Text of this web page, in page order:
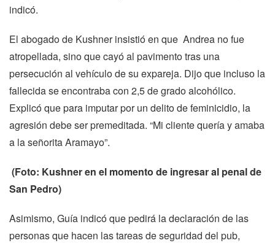
indicó.
El abogado de Kushner insistió en que Andrea no fue
atropellada, sino que cayó al pavimento tras una
persecución al vehículo de su expareja. Dijo que incluso la
fallecida se encontraba con 2,5 de grado alcohólico.
Explicó que para imputar por un delito de feminicidio, la
agresión debe ser premeditada. “Mi cliente quería y amaba
a la señorita Aramayo”.
(Foto: Kushner en el momento de ingresar al penal de
San Pedro)
Asimismo, Guía indicó que pedirá la declaración de las
personas que hacen las tareas de seguridad del pub,